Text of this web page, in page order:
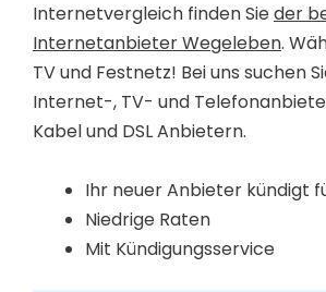
Internetvergleich finden Sieder
Internetanbieter Wegeleben.
TV und Festnetz! Bei uns suchen
Internet-, TV- und
Kabel und DSL Anbietern.
Ihr neuer Anbieter kündigt
Niedrige Raten
Mit Kündigungsservice